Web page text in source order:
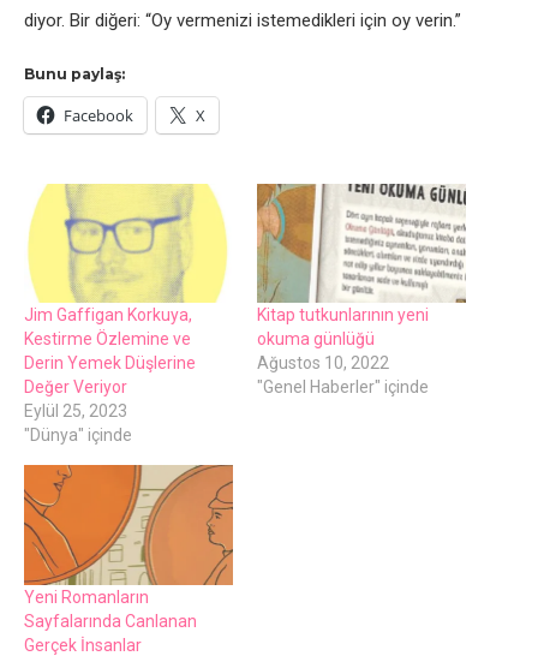
diyor. Bir diğeri: “Oy vermenizi istemedikleri için oy verin.”
Bunu paylaş:
Facebook X
Jim Gaffigan Korkuya,
Kestirme Özlemine ve
Derin Yemek Düşlerine
Değer Veriyor
Eylül 25, 2023
"Dünya" içinde
Kitap tutkunlarının yeni
okuma günlüğü
Ağustos 10, 2022
"Genel Haberler" içinde
Yeni Romanların
Sayfalarında Canlanan
Gerçek İnsanlar